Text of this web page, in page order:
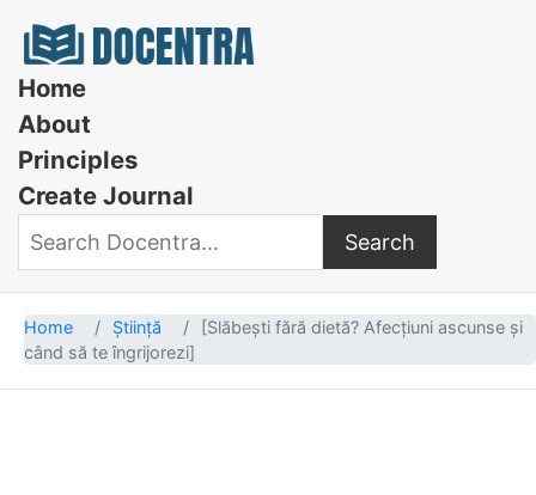
Docentra
Home
About
Principles
Create Journal
Search Docentra
Search
Home Știință
[Slăbești fără dietă? Afecțiuni ascunse și
când să te îngrijorezi]